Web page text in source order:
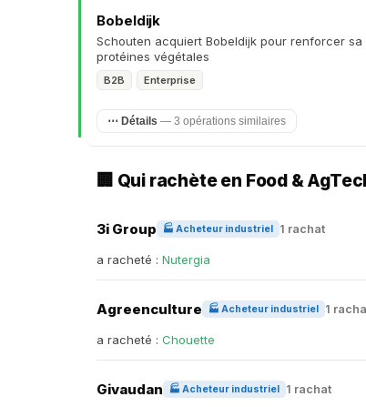
Bobeldijk
Schouten acquiert Bobeldijk pour renforcer
protéines végétales
B2B Enterprise
⋯ Détails — 3 opérations similaires
🏢 Qui rachète en Food &
3i Group 🏭 Acheteur industriel 1 rachat
a racheté : Nutergia
Agreenculture 🏭 Acheteur industriel 1
a racheté : Chouette
Givaudan 🏭 Acheteur industriel 1 rachat